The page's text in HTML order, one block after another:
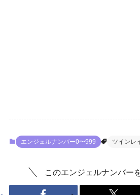
エンジェルナンバー0〜999 ツインレ
このエンジェルナンバー